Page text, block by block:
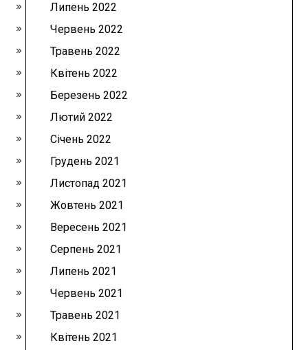
Липень 2022
Червень 2022
Травень 2022
Квітень 2022
Березень 2022
Лютий 2022
Січень 2022
Грудень 2021
Листопад 2021
Жовтень 2021
Вересень 2021
Серпень 2021
Липень 2021
Червень 2021
Травень 2021
Квітень 2021